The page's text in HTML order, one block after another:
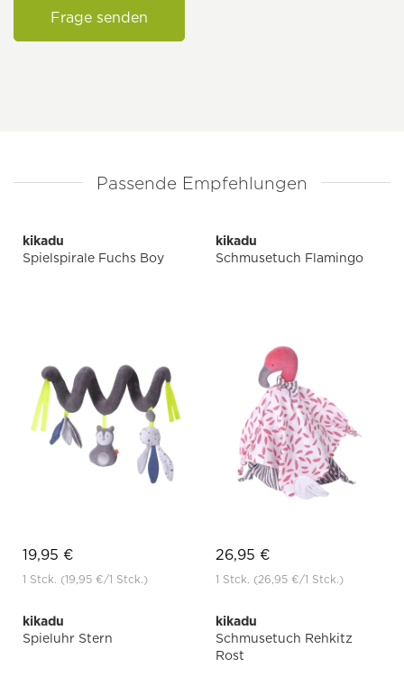
Frage senden
Passende Empfehlungen
kikadu
Spielspirale Fuchs Boy
19,95 €
1 Stck. (19,95 €/1 Stck.)
kikadu
Schmusetuch Flamingo
26,95 €
1 Stck. (26,95 €/1 Stck.)
kikadu
Spieluhr Stern
kikadu
Schmusetuch Rehkitz
Rost